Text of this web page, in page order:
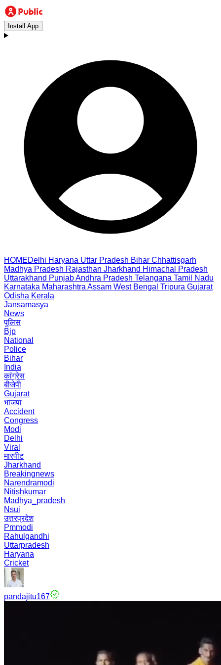
Install App
HOMEDelhi Haryana Uttar Pradesh Bihar Chhattisgarh
Madhya Pradesh Rajasthan Jharkhand Himachal Pradesh
Uttarakhand PunjabAndhra Pradesh Telangana Tamil Nadu
Karnataka Maharashtra Assam West Bengal Tripura Gujarat
Odisha Kerala
Jansamasya
News
पुलिस
Bjp
National
Police
Bihar
India
कांग्रेस
बीजेपी
Gujarat
भाजपा
Accident
Congress
Modi
Delhi
Viral
मारपीट
Jharkhand
Breakingnews
Narendramodi
Nitishkumar
Madhya_pradesh
Nsui
उत्तरप्रदेश
Pmmodi
Rahulgandhi
Uttarpradesh
Haryana
Cricket
pandajitu167